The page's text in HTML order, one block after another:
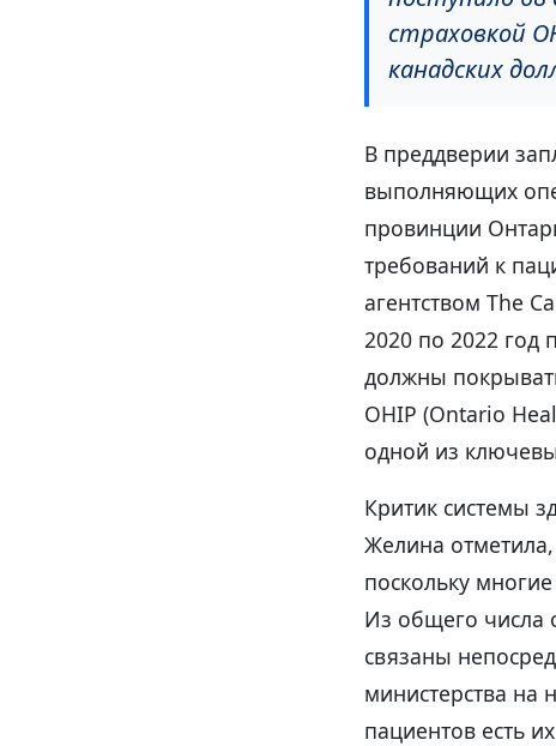
страховкой
канадских
В преддверии
выполняющих
провинции
требований к
агентством The
2020 по 2022 год
должны
OHIP (Ontario
одной из
Критик системы
Желина
поскольку
Из общего числа
связаны
министерства на
пациентов есть